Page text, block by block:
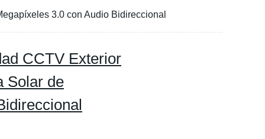
3.0 con Audio Bidireccional
CCTV Exterior
Solar de